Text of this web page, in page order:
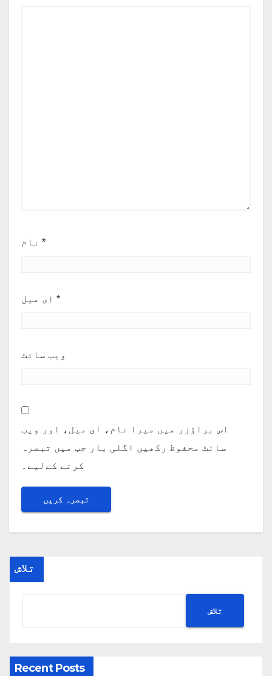
*
*
ویب‌ سائٹ
اس براؤزر میں میرا نام، ای میل، اور ویب
سائٹ محفوظ رکھیں اگلی بار جب میں تبصرہ
کرنے کےلیے۔
تلاش
تلاش
Recent Posts